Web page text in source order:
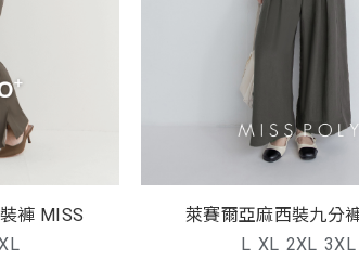
褲 MISS
萊賽爾亞麻西裝九分
L XL 2XL 3XL